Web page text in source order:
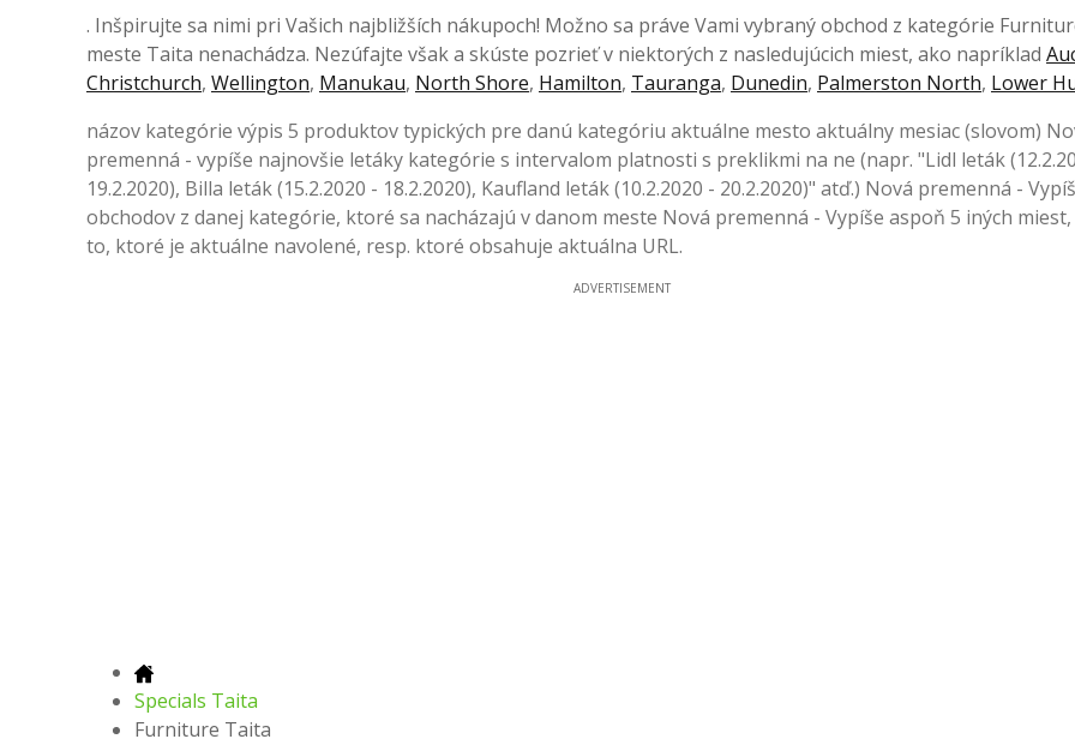
. Inšpirujte sa nimi pri Vašich najbližších nákupoch! Možno sa práve Vami vybraný obchod z kategórie
meste Taita nenachádza. Nezúfajte však a skúste pozrieť v niektorých z nasledujúcich miest, ako napríklad
Christchurch, Wellington, Manukau, North Shore, Hamilton, Tauranga, Dunedin, Palmerston North, Lower
názov kategórie výpis 5 produktov typických pre danú kategóriu aktuálne mesto aktuálny mesiac (slovom)
premenná - vypíše najnovšie letáky kategórie s intervalom platnosti s preklikmi na ne (napr. "Lidl leták
19.2.2020), Billa leták (15.2.2020 - 18.2.2020), Kaufland leták (10.2.2020 - 20.2.2020)" atď.) Nová premenná -
obchodov z danej kategórie, ktoré sa nacházajú v danom meste Nová premenná - Vypíše aspoň 5 iných miest,
to, ktoré je aktuálne navolené, resp. ktoré obsahuje aktuálna URL.
ADVERTISEMENT
Specials Taita
Furniture Taita